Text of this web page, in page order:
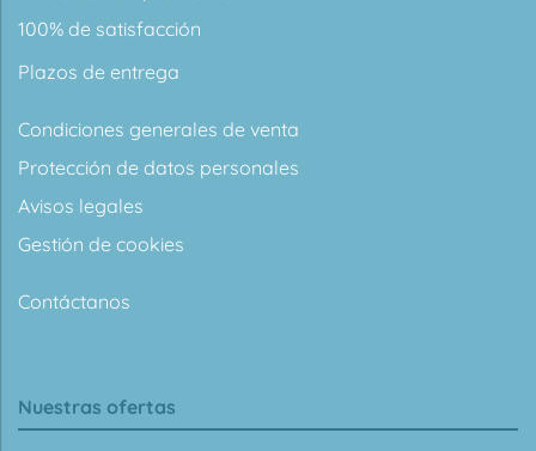
100% de satisfacción
Plazos de entrega
Condiciones generales de venta
Protección de datos personales
Avisos legales
Gestión de cookies
Contáctanos
Nuestras ofertas